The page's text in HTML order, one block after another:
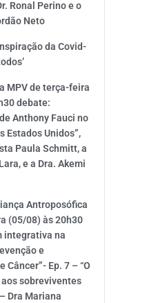
Ronal Perino e o
Neto
da Covid-
MPV de terça-feira
debate:
Anthony Fauci no
Estados Unidos”,
Paula Schmitt, a
e a Dra. Akemi
Antroposófica
(05/08) às 20h30
integrativa na
e
Câncer”- Ep. 7 – “O
sobreviventes
Dra Mariana